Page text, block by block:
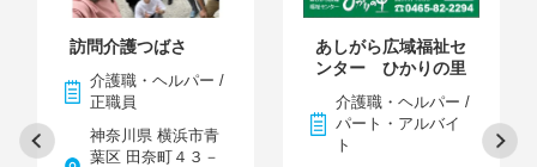
訪問介護つばさ
介護職・ヘルパー /
正職員
神奈川県 横浜市青
葉区 田奈町４３－
あしがら広域福祉セ
ンター ひかりの里
介護職・ヘルパー /
パート・アルバイ
ト